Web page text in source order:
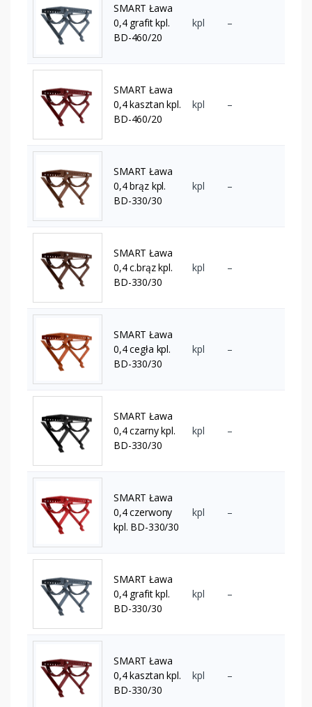
SMART Ława
0,4 grafit kpl.
BD-460/20
kpl –
SMART Ława
0,4 kasztan kpl.
BD-460/20
kpl –
SMART Ława
0,4 brąz kpl.
BD-330/30
kpl –
SMART Ława
0,4 c.brąz kpl.
BD-330/30
kpl –
SMART Ława
0,4 cegła kpl.
BD-330/30
kpl –
SMART Ława
0,4 czarny kpl.
BD-330/30
kpl –
SMART Ława
0,4 czerwony
kpl. BD-330/30
kpl –
SMART Ława
0,4 grafit kpl.
BD-330/30
kpl –
SMART Ława
0,4 kasztan kpl.
BD-330/30
kpl –